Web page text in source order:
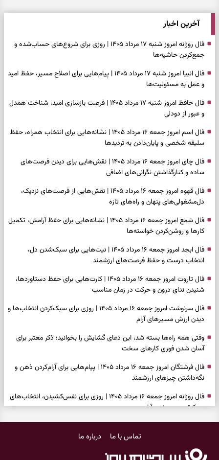
آخرین اخبار
فال روزانه امروز شنبه ۱۷ مرداد ۱۴۰۵ | روزی برای شروع‌های حساب‌شده و
جمع‌کردن حاشیه‌ها
فال انبیا امروز شنبه ۱۷ مرداد ۱۴۰۵ | پیام‌هایی برای اصلاح مسیر، حفظ امید
و عمل به مسئولیت‌ها
فال حافظ امروز شنبه ۱۷ مرداد ۱۴۰۵ | فرصت بازسازی امید، شناخت همدل
و عبور از دودلی
فال اسم امروز جمعه ۱۶ مرداد ۱۴۰۵ | نشانه‌هایی برای انتخاب همراه، حفظ
سلیقه شخصی و پایان‌دادن به تردیدها
فال چای امروز جمعه ۱۶ مرداد ۱۴۰۵ | نقش‌هایی برای دیدن فرصت‌های
ساده و کنارگذاشتن نگرانی‌های اضافی
فال قهوه امروز جمعه ۱۶ مرداد ۱۴۰۵ | نقش‌هایی از فرصت‌های نزدیک،
دل‌مشغولی‌های پنهان و راه‌های تازه
فال شمع امروز جمعه ۱۶ مرداد ۱۴۰۵ | نشانه‌هایی برای حفظ آرامش، تکمیل
کارها و روشن‌کردن خواسته‌ها
فال ابجد امروز جمعه ۱۶ مرداد ۱۴۰۵ | نیت‌هایی برای سبک‌شدن دل،
انتخاب درست و حفظ فرصت‌های ارزشمند
فال تاروت امروز جمعه ۱۶ مرداد ۱۴۰۵ | کارت‌هایی برای حفظ دستاوردها،
شنیدن ندای درون و حرکت در زمان مناسب
فال سرنوشت امروز جمعه ۱۶ مرداد ۱۴۰۵ | روزی برای سبک‌کردن انتخاب‌ها و
دیدن ارزش مسیرهای آرام
وقتی همه راه‌ها بسته شد، این دعای گشایش را بخوانید؛ ذکر معتبر برای
آسان شدن فوری کارهای سخت
فال فرشتگان امروز جمعه ۱۶ مرداد ۱۴۰۵ | پیام‌هایی برای آرام‌کردن ذهن و
نگه‌داشتن چیزهای ارزشمند
فال روزانه امروز جمعه ۱۶ مرداد ۱۴۰۵ | روزی برای نفس‌کشیدن، انتخاب‌های
سبک‌تر و جمع‌بندی آرام
تماس با ما درباره ما